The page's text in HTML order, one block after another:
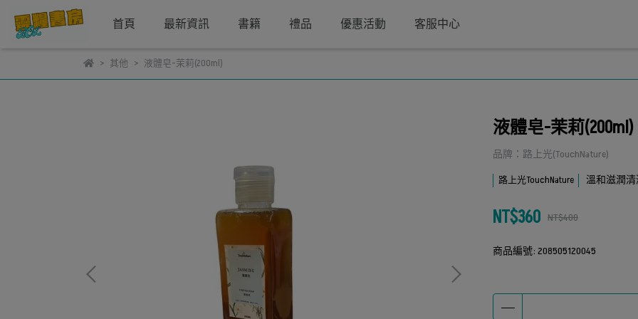
首頁 最新資訊 書籍 禮品 優惠活動 客服中心
其他 液體皂-茉莉(200ml)
液體皂-茉莉(200ml)
品牌：路上光(TouchNature)
路上光TouchNature 溫和滋潤
NT$360 NT$400
商品編號: 208505120045